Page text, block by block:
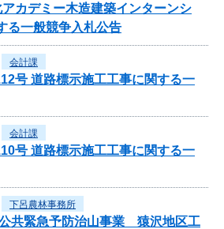
カデミー木造建築インターンシ
る一般競争入札公告
会計課
号 道路標示施工工事に関する一
会計課
号 道路標示施工工事に関する一
下呂農林事務所
公共緊急予防治山事業 猿沢地区工